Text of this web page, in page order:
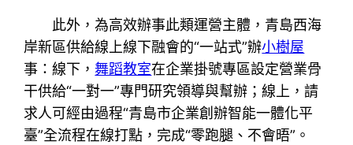
此外，為高效辦事此類運營主體，青島西海
岸新區供給線上線下融會的“一站式”辦小樹屋
事：線下， 舞蹈教室在企業掛號專區設定營業骨
干供給“一對一”專門研究領導與幫辦；線上，請
求人可經由過程“青島市企業創辦智能一體化平
臺”全流程在線打點，完成“零跑腿、不會晤”。